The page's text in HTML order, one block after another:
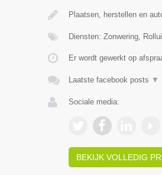
Plaatsen, herstellen en
Diensten: Zonwering,
Er wordt gewerkt op
Laatste facebook posts ▼
Sociale media:
BEKIJK VOLLEDIG